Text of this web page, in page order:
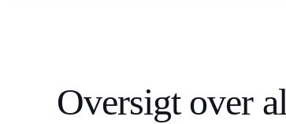
Oversigt over